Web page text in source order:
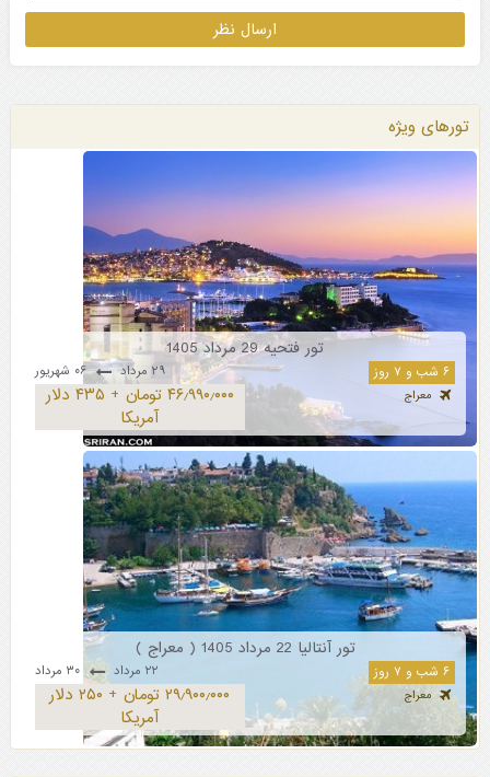
تورهای ویژه
تور فتحیه 29 مرداد 1405
۶ شب و ۷ روز ۲۹ مرداد ۰۶ شهریور
معراج
۴۶٫۹۹۰٫۰۰۰ تومان + ۴۳۵ دلار
آمریکا
تور آنتالیا 22 مرداد 1405 ( معراج )
۶ شب و ۷ روز ۲۲ مرداد ۳۰ مرداد
معراج
۲۹٫۹۰۰٫۰۰۰ تومان + ۲۵۰ دلار
آمریکا